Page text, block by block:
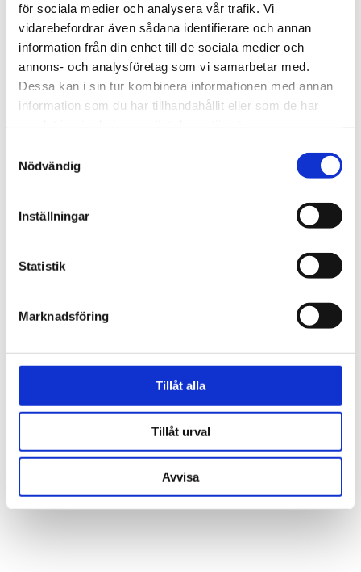
för sociala medier och analysera vår trafik. Vi
vidarebefordrar även sådana identifierare och annan
information från din enhet till de sociala medier och
annons- och analysföretag som vi samarbetar med.
Dessa kan i sin tur kombinera informationen med annan
information som du har tillhandahållit eller som de har
Nödvändig
Inställningar
Statistik
Marknadsföring
Tillåt alla
Tillåt urval
Avvisa
Jag vill ångra mitt köp/avtal enligt ångerrätten
* Obligatoriska fält